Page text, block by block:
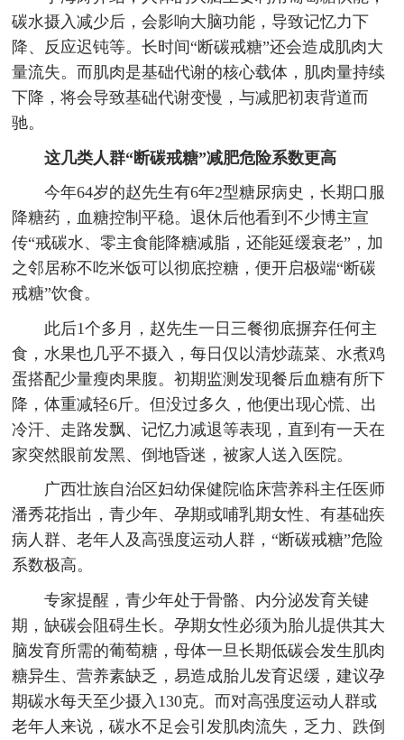
碳水摄入减少后，会影响大脑功能，导致记忆力下
降、反应迟钝等。长时间“断碳戒糖”还会造成肌肉大
量流失。而肌肉是基础代谢的核心载体，肌肉量持续
下降，将会导致基础代谢变慢，与减肥初衷背道而
驰。
这几类人群“断碳戒糖”减肥危险系数更高
今年64岁的赵先生有6年2型糖尿病史，长期口服
降糖药，血糖控制平稳。退休后他看到不少博主宣
传“戒碳水、零主食能降糖减脂，还能延缓衰老”，加
之邻居称不吃米饭可以彻底控糖，便开启极端“断碳
戒糖”饮食。
此后1个多月，赵先生一日三餐彻底摒弃任何主
食，水果也几乎不摄入，每日仅以清炒蔬菜、水煮鸡
蛋搭配少量瘦肉果腹。初期监测发现餐后血糖有所下
降，体重减轻6斤。但没过多久，他便出现心慌、出
冷汗、走路发飘、记忆力减退等表现，直到有一天在
家突然眼前发黑、倒地昏迷，被家人送入医院。
广西壮族自治区妇幼保健院临床营养科主任医师
潘秀花指出，青少年、孕期或哺乳期女性、有基础疾
病人群、老年人及高强度运动人群，“断碳戒糖”危险
系数极高。
专家提醒，青少年处于骨骼、内分泌发育关键
期，缺碳会阻碍生长。孕期女性必须为胎儿提供其大
脑发育所需的葡萄糖，母体一旦长期低碳会发生肌肉
糖异生、营养素缺乏，易造成胎儿发育迟缓，建议孕
期碳水每天至少摄入130克。而对高强度运动人群或
老年人来说，碳水不足会引发肌肉流失，乏力、跌倒